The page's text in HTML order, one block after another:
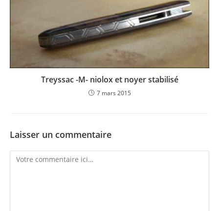
Treyssac -M- niolox et noyer stabilisé
7 mars 2015
Laisser un commentaire
Comment